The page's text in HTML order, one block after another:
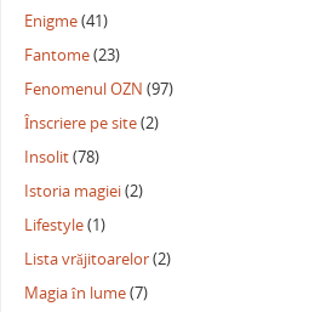
Enigme(41)
Fantome(23)
Fenomenul OZN (97)
Înscriere pe site(2)
Insolit(78)
Istoria magiei(2)
Lifestyle(1)
Lista vrăjitoarelor(2)
Magia în lume(7)